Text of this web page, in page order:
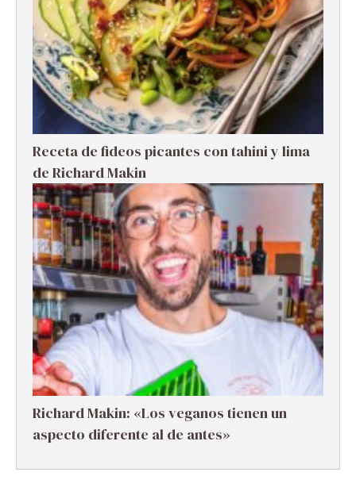
Receta de fideos picantes con tahini y lima
de Richard Makin
Richard Makin: «Los veganos tienen un
aspecto diferente al de antes»